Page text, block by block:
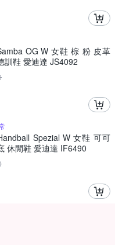
OG W 女鞋 棕 粉 皮革
訓鞋 愛迪達 JS4092
Spezial W 女鞋 可可
休閒鞋 愛迪達 IF6490